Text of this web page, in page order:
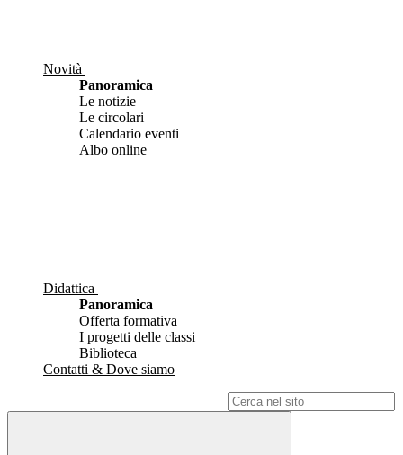
Novità
Panoramica
Le notizie
Le circolari
Calendario eventi
Albo online
Didattica
Panoramica
Offerta formativa
I progetti delle classi
Biblioteca
Contatti & Dove siamo